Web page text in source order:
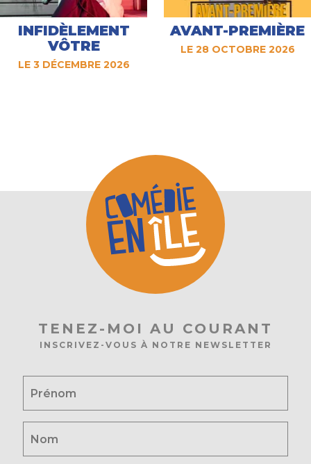
INFIDÈLEMENT
VÔTRE
LE 3 DÉCEMBRE 2026
AVANT-PREMIÈRE
LE 28 OCTOBRE 2026
TENEZ-MOI AU COURANT
INSCRIVEZ-VOUS À NOTRE NEWSLETTER